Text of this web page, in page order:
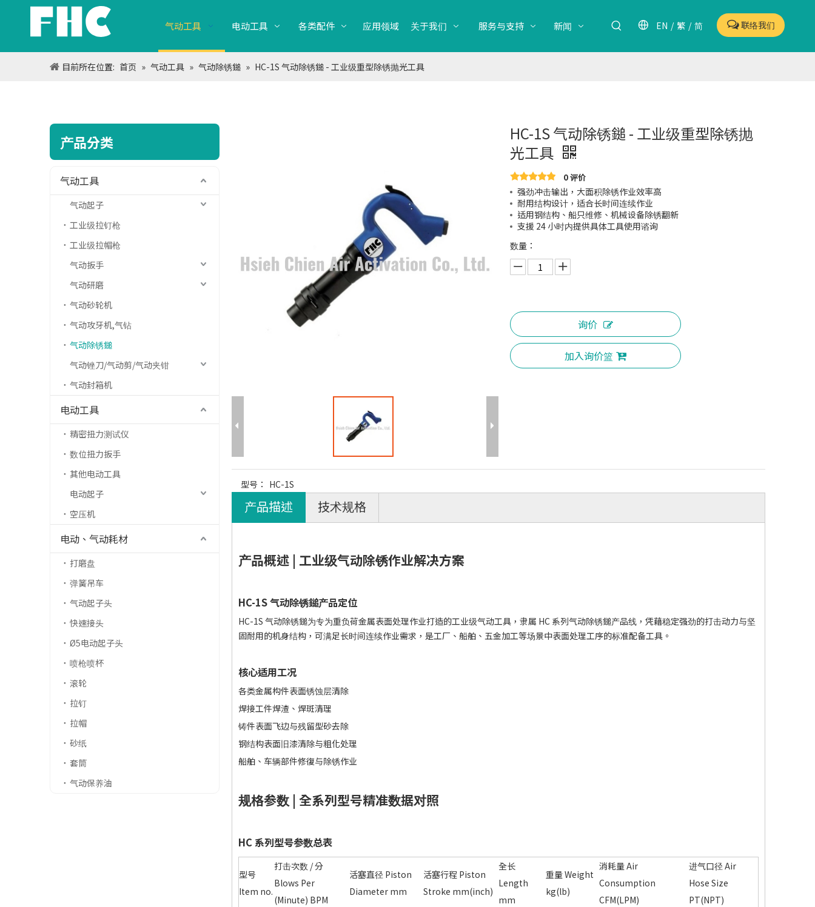
气动工具 电动工具 各类配件 应用领域 关于我们 服务与支持 新闻 EN / 繁 / 简 联络我们
目前所在位置: 首页 » 气动工具 » 气动除锈鎚 » HC-1S 气动除锈鎚 - 工业级重型除锈抛光工具
产品分类
气动工具
气动起子
工业级拉钉枪
工业级拉帽枪
气动扳手
气动研磨
气动砂轮机
气动攻牙机,气钻
气动除锈鎚
气动锉刀/气动剪/气动夹钳
气动封箱机
电动工具
精密扭力测试仪
数位扭力扳手
其他电动工具
电动起子
空压机
电动、气动耗材
打磨盘
弹簧吊车
气动起子头
快速接头
Ø5电动起子头
喷枪喷杯
滚轮
拉钉
拉帽
砂纸
套筒
气动保养油
HC-1S 气动除锈鎚 - 工业级重型除锈抛
光工具
0 评价
强劲冲击输出，大面积除锈作业效率高
耐用结构设计，适合长时间连续作业
适用钢结构、船只维修、机械设备除锈翻新
支援 24 小时内提供具体工具使用谘询
数量：
询价
加入询价篮
型号： HC-1S
产品描述 技术规格
产品概述 | 工业级气动除锈作业解决方案
HC-1S 气动除锈鎚产品定位
HC-1S 气动除锈鎚为专为重负荷金属表面处理作业打造的工业级气动工具，隶属 HC 系列气动除锈鎚产品线，凭藉稳定强劲的打击动力与坚
固耐用的机身结构，可满足长时间连续作业需求，是工厂、船舶、五金加工等场景中表面处理工序的标准配备工具。
核心适用工况
各类金属构件表面锈蚀层清除
焊接工件焊渣、焊斑清理
铸件表面飞边与残留型砂去除
钢结构表面旧漆清除与粗化处理
船舶、车辆部件修復与除锈作业
规格参数 | 全系列型号精准数据对照
HC 系列型号参数总表
型号
Item no.
打击次数 / 分
Blows Per
(Minute) BPM
活塞直径 Piston
Diameter mm
活塞行程 Piston
Stroke mm(inch)
全长
Length
mm
重量 Weight
kg(lb)
消耗量 Air
Consumption
CFM(LPM)
进气口径 Air
Hose Size
PT(NPT)